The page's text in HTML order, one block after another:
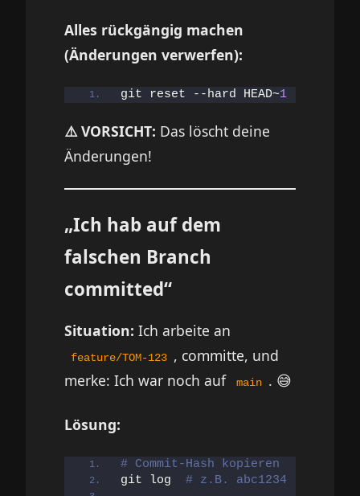
Alles rückgängig machen
(Änderungen verwerfen):
git reset --hard HEAD~1
⚠️ VORSICHT: Das löscht deine
Änderungen!
„Ich hab auf dem
falschen Branch
committed“
Situation: Ich arbeite an
feature/TOM-123 , committe, und
merke: Ich war noch auf
main . 😅
Lösung:
# Commit-Hash kopieren
git log # z.B. abc1234